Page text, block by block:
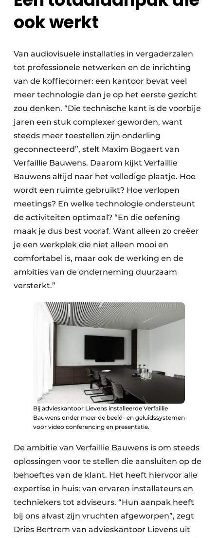
ook werkt
Van audiovisuele installaties in vergaderzalen
tot professionele netwerken en de inrichting
van de koffiecorner: een kantoor bevat veel
meer technologie dan je op het eerste gezicht
zou denken. “Die technische kant is de voorbije
jaren een stuk complexer geworden, want
steeds meer toestellen zijn onderling
geconnecteerd”, stelt Maxim Bogaert van
Verfaillie Bauwens. Daarom kijkt Verfaillie
Bauwens altijd naar het volledige plaatje. Hoe
wordt een ruimte gebruikt? Hoe verlopen
meetings? En welke technologie ondersteunt
de activiteiten optimaal? “En die oefening
maak je dus best vooraf. Want alleen zo creëer
je een werkplek die niet alleen mooi en
comfortabel is, maar ook de werking en de
ambities van de onderneming duurzaam
versterkt.”
Bij advieskantoor Lievens installeerde Verfaillie
Bauwens onder meer de beeld- en geluidssystemen
voor video conferencing en presentatie.
De ambitie van Verfaillie Bauwens is om steeds
oplossingen voor te stellen die aansluiten op de
behoeftes van de klant. Het heeft hiervoor alle
expertise in huis: van ervaren installateurs en
techniekers tot adviseurs. “Hun aanpak heeft
bij ons alvast zijn vruchten afgeworpen”, zegt
Dries Bertrem van advieskantoor Lievens uit